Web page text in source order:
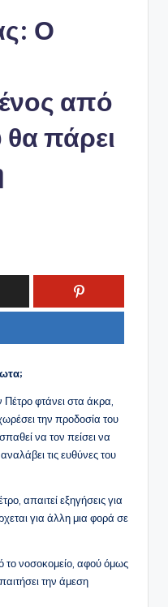
Ο
από
πάρει
φτάνει στα άκρα,
την προδοσία του
να τον πείσει να
τις ευθύνες του
απαιτεί εξηγήσεις για
για άλλη μια φορά σε
το νοσοκομείο, αφού όμως
την άμεση